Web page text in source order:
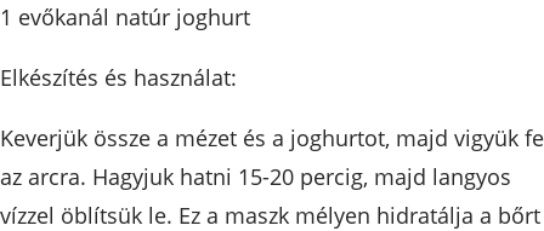
1 evőkanál natúr joghurt
Elkészítés és használat:
Keverjük össze a mézet és a joghurtot, majd vigyük
az arcra. Hagyjuk hatni 15-20 percig, majd langyos
vízzel öblítsük le. Ez a maszk mélyen hidratálja a bőrt